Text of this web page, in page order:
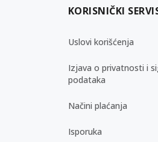
KORISNIČKI
Uslovi korišćenja
Izjava o privatnosti i
podataka
Načini plaćanja
Isporuka